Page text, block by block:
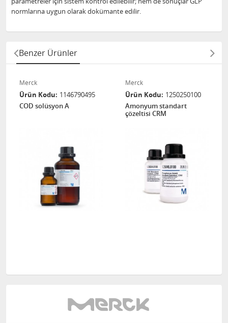
normlarına uygun olarak dokümante edilir.
Benzer Ürünler
Merck
Ürün Kodu 1146790495
COD solüsyon A
Merck
Ürün Kodu 1250250100
Amonyum standart
çözeltisi CRM